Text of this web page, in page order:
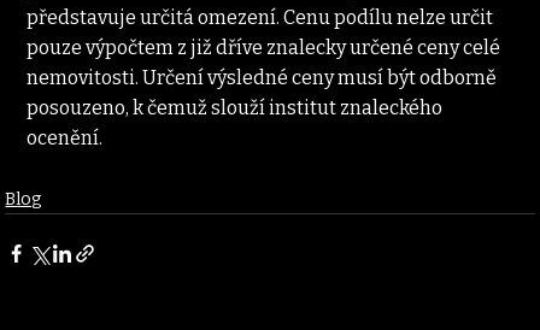
představuje určitá omezení. Cenu podílu nelze určit
pouze výpočtem z již dříve znalecky určené ceny celé
nemovitosti. Určení výsledné ceny musí být odborně
posouzeno, k čemuž slouží institut znaleckého
ocenění.
Blog